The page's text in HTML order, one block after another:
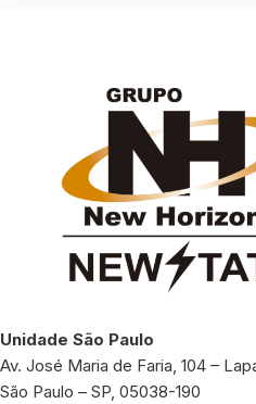
Unidade São Paulo
Av. José Maria de Faria, 104 –
São Paulo – SP, 05038-190